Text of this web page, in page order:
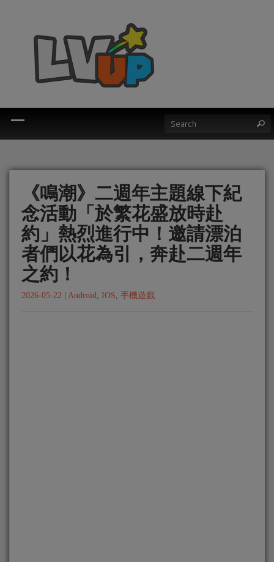
《鳴潮》二週年主題線下紀
念活動「於繁花盛放時赴
約」熱烈進行中！邀請漂泊
者們以花為引，奔赴二週年
之約！
2026-05-22 Android, IOS, 手機遊戲